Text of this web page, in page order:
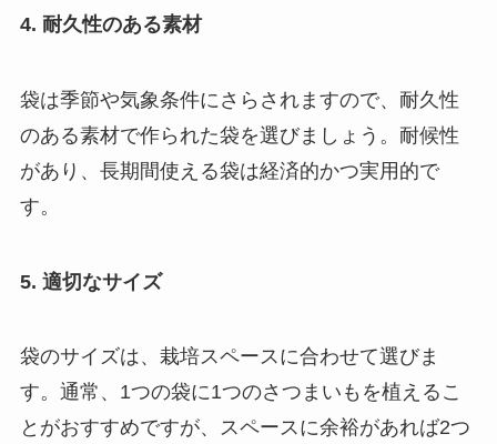
4. 耐久性のある素材
袋は季節や気象条件にさらされますので、耐久性
のある素材で作られた袋を選びましょう。耐候性
があり、長期間使える袋は経済的かつ実用的で
す。
5. 適切なサイズ
袋のサイズは、栽培スペースに合わせて選びま
す。通常、1つの袋に1つのさつまいもを植えるこ
とがおすすめですが、スペースに余裕があれば2つ